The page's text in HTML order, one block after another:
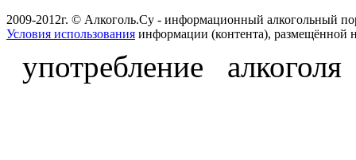
2009-2012г. © Алкоголь.Су - информационный алкогольный
Условия использования информации (контента), размещённой
употребление